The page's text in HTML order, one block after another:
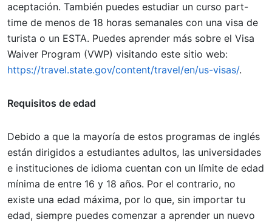
aceptación. También puedes estudiar un curso part-
time de menos de 18 horas semanales con una visa de
turista o un ESTA. Puedes aprender más sobre el Visa
Waiver Program (VWP) visitando este sitio web:
https://travel.state.gov/content/travel/en/us-visas/.
Requisitos de edad
Debido a que la mayoría de estos programas de inglés
están dirigidos a estudiantes adultos, las universidades
e instituciones de idioma cuentan con un límite de edad
mínima de entre 16 y 18 años. Por el contrario, no
existe una edad máxima, por lo que, sin importar tu
edad, siempre puedes comenzar a aprender un nuevo